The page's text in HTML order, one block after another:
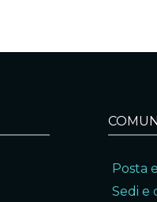
Posta
Sedi e